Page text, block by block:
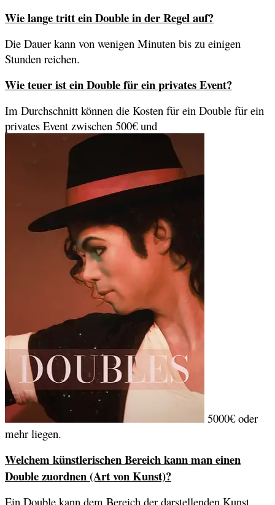
Wie lange tritt ein Double in der Regel auf?
Die Dauer kann von wenigen Minuten bis zu einigen
Stunden reichen.
Wie teuer ist ein Double für ein privates Event?
Im Durchschnitt können die Kosten für ein Double für ein
privates Event zwischen 500€ und
5000€ oder
mehr liegen.
Welchem künstlerischen Bereich kann man einen
Double zuordnen (Art von Kunst)?
Ein Double kann dem Bereich der darstellenden Kunst